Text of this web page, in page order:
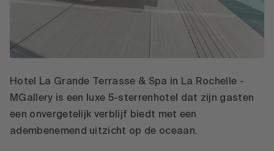
Hotel La Grande Terrasse & Spa in La Rochelle -
MGallery is een luxe 5-sterrenhotel dat zijn gasten
een onvergetelijk verblijf biedt met een
adembenemend uitzicht op de oceaan.